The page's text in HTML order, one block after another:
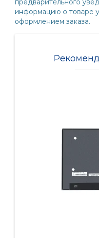
информацию о товаре
оформлением заказа.